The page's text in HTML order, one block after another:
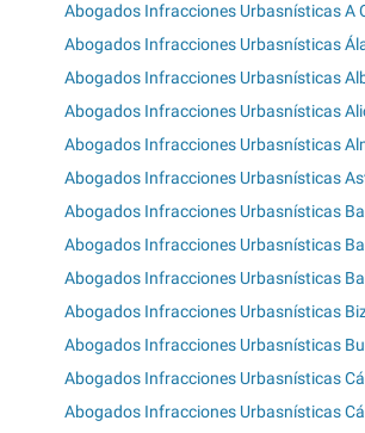
Abogados Infracciones Urbasnísticas A
Abogados Infracciones Urbasnísticas
Abogados Infracciones Urbasnísticas
Abogados Infracciones Urbasnísticas
Abogados Infracciones Urbasnísticas
Abogados Infracciones Urbasnísticas
Abogados Infracciones Urbasnísticas
Abogados Infracciones Urbasnísticas
Abogados Infracciones Urbasnísticas
Abogados Infracciones Urbasnísticas
Abogados Infracciones Urbasnísticas
Abogados Infracciones Urbasnísticas
Abogados Infracciones Urbasnísticas